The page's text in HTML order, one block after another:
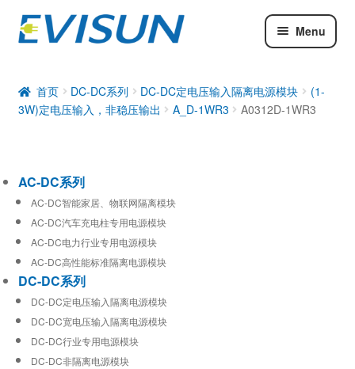
Menu
DC-DC系列
工业通信模块
首页 DC-DC系列 DC-DC定电压输入隔离电源模块
(1-
3W)定电压输入，非稳压输出
A_D-1WR3 A0312D-1WR3
AC-DC系列
AC-DC智能家居、物联网隔离模块
AC-DC汽车充电柱专用电源模块
AC-DC电力行业专用电源模块
AC-DC高性能标准隔离电源模块
DC-DC系列
DC-DC定电压输入隔离电源模块
DC-DC宽电压输入隔离电源模块
DC-DC行业专用电源模块
DC-DC非隔离电源模块